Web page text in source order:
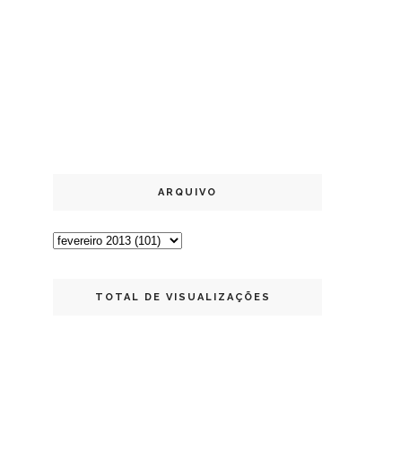
ARQUIVO
TOTAL DE VISUALIZAÇÕES